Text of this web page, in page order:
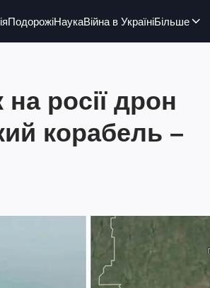
ПодорожіНаукаВійна в УкраїніБільше
росії дрон
корабель –